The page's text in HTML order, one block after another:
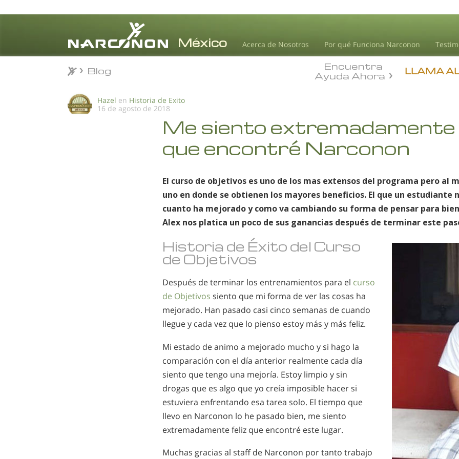
Acerca de Nosotros Por qué Funciona Narconon
LLAMA
Encuentra
Ayuda Ahora
Blog
Hazel en Historia de Exito
16 de agosto de 2018
Me siento extremadamente
que encontré Narconon
El curso de objetivos es uno de los mas extensos del programa pero al
uno en donde se obtienen los mayores beneficios. El que un estudiante
cuanto ha mejorado y como va cambiando su forma de pensar para
Alex nos platica un poco de sus ganancias después de terminar este
Historia de Éxito del Curso
de Objetivos
Después de terminar los entrenamientos para el curso
de Objetivos siento que mi forma de ver las cosas ha
mejorado. Han pasado casi cinco semanas de cuando
llegue y cada vez que lo pienso estoy más y más feliz.
Mi estado de animo a mejorado mucho y si hago la
comparación con el día anterior realmente cada día
siento que tengo una mejoría. Estoy limpio y sin
drogas que es algo que yo creía imposible hacer si
estuviera enfrentando esa tarea solo. El tiempo que
llevo en Narconon lo he pasado bien, me siento
extremadamente feliz que encontré este lugar.
Muchas gracias al staff de Narconon por tanto trabajo
Blog